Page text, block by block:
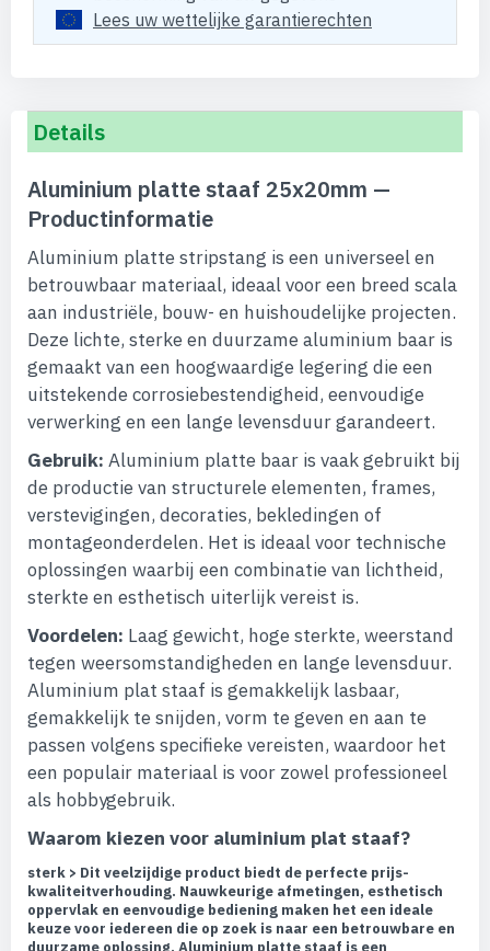
Lees uw wettelijke garantierechten
Details
Aluminium platte staaf 25x20mm —
Productinformatie
Aluminium platte stripstang is een universeel en
betrouwbaar materiaal, ideaal voor een breed scala
aan industriële, bouw- en huishoudelijke projecten.
Deze lichte, sterke en duurzame aluminium baar is
gemaakt van een hoogwaardige legering die een
uitstekende corrosiebestendigheid, eenvoudige
verwerking en een lange levensduur garandeert.
Gebruik: Aluminium platte baar is vaak gebruikt bij
de productie van structurele elementen, frames,
verstevigingen, decoraties, bekledingen of
montageonderdelen. Het is ideaal voor technische
oplossingen waarbij een combinatie van lichtheid,
sterkte en esthetisch uiterlijk vereist is.
Voordelen: Laag gewicht, hoge sterkte, weerstand
tegen weersomstandigheden en lange levensduur.
Aluminium plat staaf is gemakkelijk lasbaar,
gemakkelijk te snijden, vorm te geven en aan te
passen volgens specifieke vereisten, waardoor het
een populair materiaal is voor zowel professioneel
als hobbygebruik.
Waarom kiezen voor aluminium plat staaf?
sterk > Dit veelzijdige product biedt de perfecte prijs-
kwaliteitverhouding. Nauwkeurige afmetingen, esthetisch
oppervlak en eenvoudige bediening maken het een ideale
keuze voor iedereen die op zoek is naar een betrouwbare en
duurzame oplossing. Aluminium platte staaf is een